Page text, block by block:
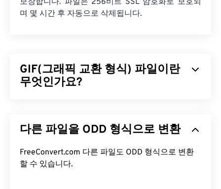
보장합니다. 파일은 256비트 SSL 암호화로 보호되
며 몇 시간 후 자동으로 삭제됩니다.
GIF(그래픽 교환 형식) 파일이란
무엇인가요?
성하는 비트맵 파일 형식의 한 유형입니다. 비압축
며, 오디오 없이 애니메이션을 지원합니다. GIF는 광
고, 소셜 미디어의 감정 기반 댓글, 그리고 인터넷에
다른 파일을 ODD 형식으로 변환
FreeConvert.com 다른 파일도 ODD 형식으로 변환
할 수 있습니다.